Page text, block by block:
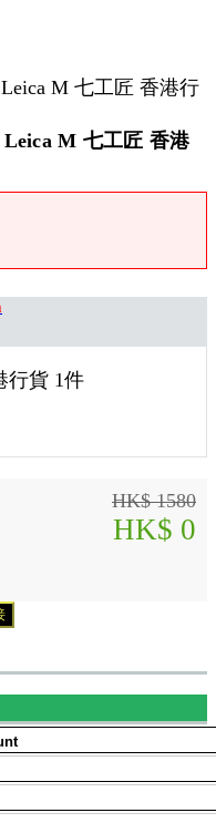
M 七工匠 香港
行貨 1件
HK$ 1580
HK$ 0